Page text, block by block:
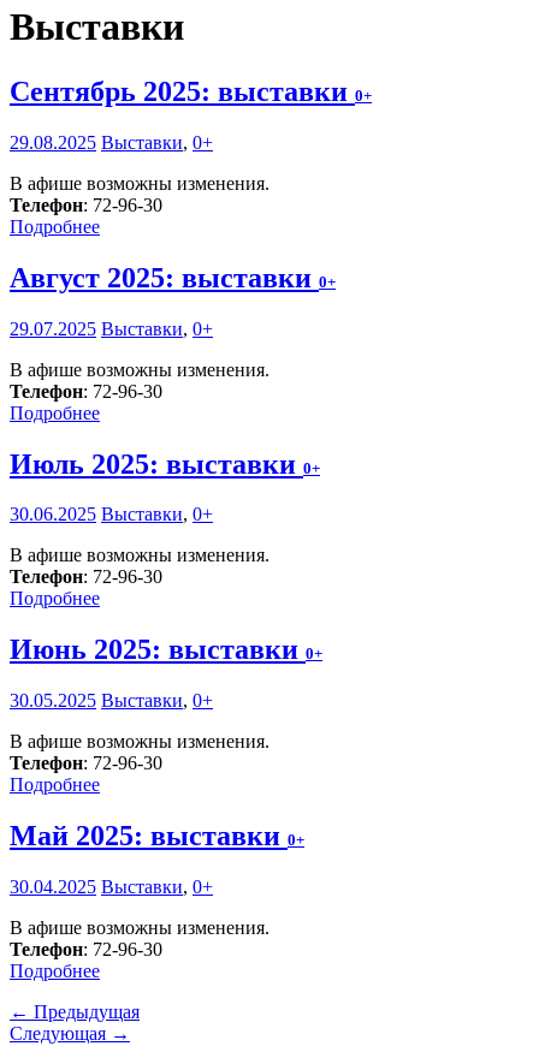
Выставки
Сентябрь 2025: выставки 0+
29.08.2025 Выставки, 0+
В афише возможны изменения.
Телефон: 72-96-30
Подробнее
Август 2025: выставки 0+
29.07.2025 Выставки, 0+
В афише возможны изменения.
Телефон: 72-96-30
Подробнее
Июль 2025: выставки 0+
30.06.2025 Выставки, 0+
В афише возможны изменения.
Телефон: 72-96-30
Подробнее
Июнь 2025: выставки 0+
30.05.2025 Выставки, 0+
В афише возможны изменения.
Телефон: 72-96-30
Подробнее
Май 2025: выставки 0+
30.04.2025 Выставки, 0+
В афише возможны изменения.
Телефон: 72-96-30
Подробнее
← Предыдущая
Следующая →